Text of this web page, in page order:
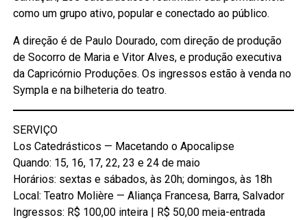
como um grupo ativo, popular e conectado ao público.
A direção é de Paulo Dourado, com direção de produção
de Socorro de Maria e Vitor Alves, e produção executiva
da Capricórnio Produções. Os ingressos estão à venda no
Sympla e na bilheteria do teatro.
SERVIÇO
Los Catedrásticos — Macetando o Apocalipse
Quando: 15, 16, 17, 22, 23 e 24 de maio
Horários: sextas e sábados, às 20h; domingos, às 18h
Local: Teatro Molière — Aliança Francesa, Barra, Salvador
Ingressos: R$ 100,00 inteira | R$ 50,00 meia-entrada